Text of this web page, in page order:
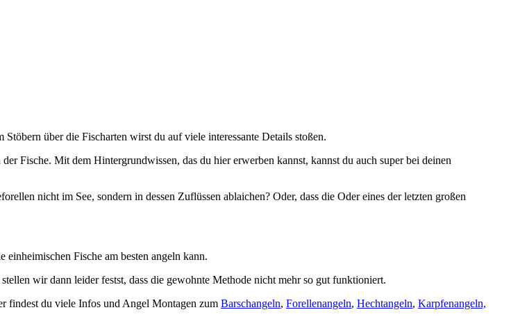
über die Fischarten wirst du auf viele interessante Details stoßen.
Fische. Mit dem Hintergrundwissen, das du hier erwerben kannst, kannst du auch super bei deinen
nicht im See, sondern in dessen Zuflüssen ablaichen? Oder, dass die Oder eines der letzten großen
Fische am besten angeln kann.
wir dann leider festst, dass die gewohnte Methode nicht mehr so gut funktioniert.
findest du viele Infos und Angel Montagen zum Barschangeln, Forellenangeln, Hechtangeln, Karpfenangeln,